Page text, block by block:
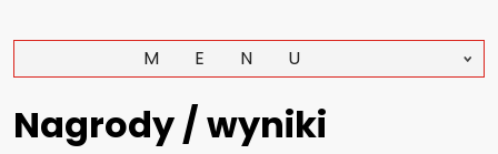
Kadra nauczycielska
Zajęcia pozalekcyjne
Konkursy
MENU
Nagrody / wyniki